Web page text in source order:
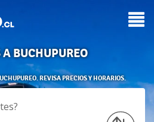
BUCHUPUREO
REVISA PRECIOS Y HORARIOS.